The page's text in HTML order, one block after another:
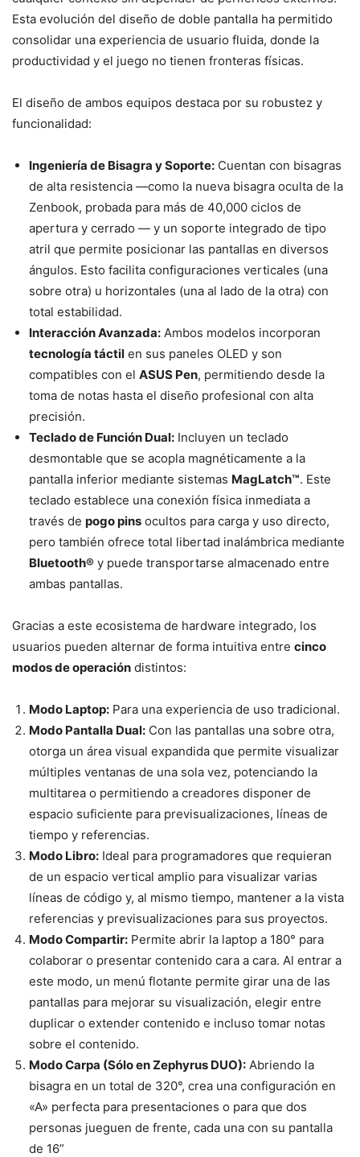
Esta evolución del diseño de doble pantalla ha permitido
consolidar una experiencia de usuario fluida, donde la
productividad y el juego no tienen fronteras físicas.
El diseño de ambos equipos destaca por su robustez y
funcionalidad:
Ingeniería de Bisagra y Soporte: Cuentan con bisagras
de alta resistencia —como la nueva bisagra oculta de la
Zenbook, probada para más de 40,000 ciclos de
apertura y cerrado — y un soporte integrado de tipo
atril que permite posicionar las pantallas en diversos
ángulos. Esto facilita configuraciones verticales (una
sobre otra) u horizontales (una al lado de la otra) con
total estabilidad.
Interacción Avanzada: Ambos modelos incorporan
tecnología táctil en sus paneles OLED y son
compatibles con el ASUS Pen, permitiendo desde la
toma de notas hasta el diseño profesional con alta
precisión.
Teclado de Función Dual: Incluyen un teclado
desmontable que se acopla magnéticamente a la
pantalla inferior mediante sistemas MagLatch™. Este
teclado establece una conexión física inmediata a
través de pogo pins ocultos para carga y uso directo,
pero también ofrece total libertad inalámbrica mediante
Bluetooth® y puede transportarse almacenado entre
ambas pantallas.
Gracias a este ecosistema de hardware integrado, los
usuarios pueden alternar de forma intuitiva entre cinco
modos de operación distintos:
Modo Laptop: Para una experiencia de uso tradicional.
Modo Pantalla Dual: Con las pantallas una sobre otra,
otorga un área visual expandida que permite visualizar
múltiples ventanas de una sola vez, potenciando la
multitarea o permitiendo a creadores disponer de
espacio suficiente para previsualizaciones, líneas de
tiempo y referencias.
Modo Libro: Ideal para programadores que requieran
de un espacio vertical amplio para visualizar varias
líneas de código y, al mismo tiempo, mantener a la vista
referencias y previsualizaciones para sus proyectos.
Modo Compartir: Permite abrir la laptop a 180° para
colaborar o presentar contenido cara a cara. Al entrar a
este modo, un menú flotante permite girar una de las
pantallas para mejorar su visualización, elegir entre
duplicar o extender contenido e incluso tomar notas
sobre el contenido.
Modo Carpa (Sólo en Zephyrus DUO): Abriendo la
bisagra en un total de 320°, crea una configuración en
«A» perfecta para presentaciones o para que dos
personas jueguen de frente, cada una con su pantalla
de 16”